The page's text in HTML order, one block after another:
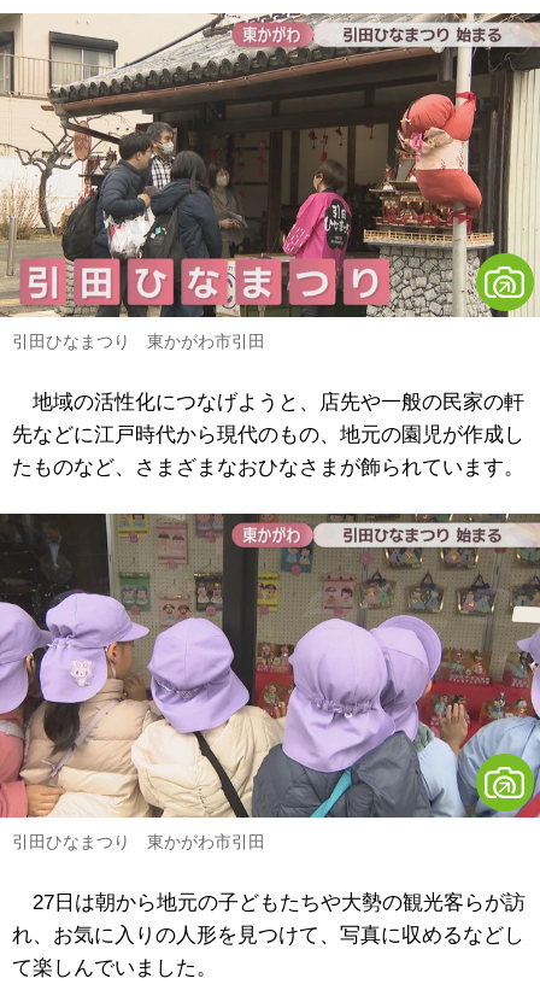
引田ひなまつり 東かがわ市引田
地域の活性化につなげようと、店先や一般の民家の軒
先などに江戸時代から現代のもの、地元の園児が作成し
たものなど、さまざまなおひなさまが飾られています。
引田ひなまつり 東かがわ市引田
27日は朝から地元の子どもたちや大勢の観光客らが訪
れ、お気に入りの人形を見つけて、写真に収めるなどし
て楽しんでいました。